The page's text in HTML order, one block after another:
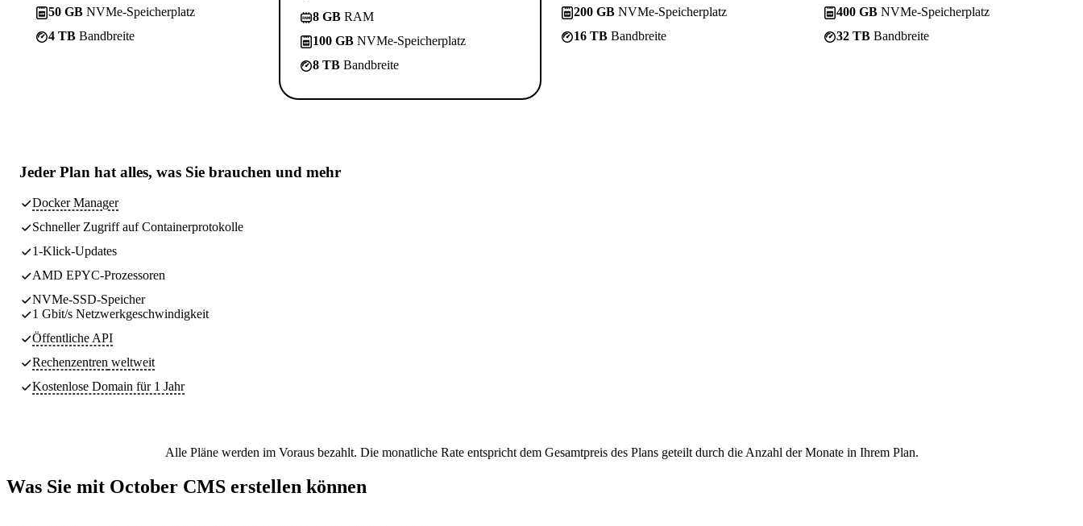
50 GB NVMe-Speicherplatz
4 TB Bandbreite
8 GB RAM
100 GB NVMe-Speicherplatz
8 TB Bandbreite
200 GB NVMe-Speicherplatz
16 TB Bandbreite
400 GB NVMe-Speicherplatz
32 TB Bandbreite
Jeder Plan hat alles, was Sie brauchen und mehr
Docker Manager
Schneller Zugriff auf Containerprotokolle
1-Klick-Updates
AMD EPYC-Prozessoren
NVMe-SSD-Speicher
1 Gbit/s Netzwerkgeschwindigkeit
Öffentliche API
Rechenzentren weltweit
Kostenlose Domain für 1 Jahr
Alle Pläne werden im Voraus bezahlt. Die monatliche Rate entspricht dem Gesamtpreis des Plans geteilt durch die Anzahl der Monate in Ihrem Plan.
Was Sie mit October CMS erstellen können